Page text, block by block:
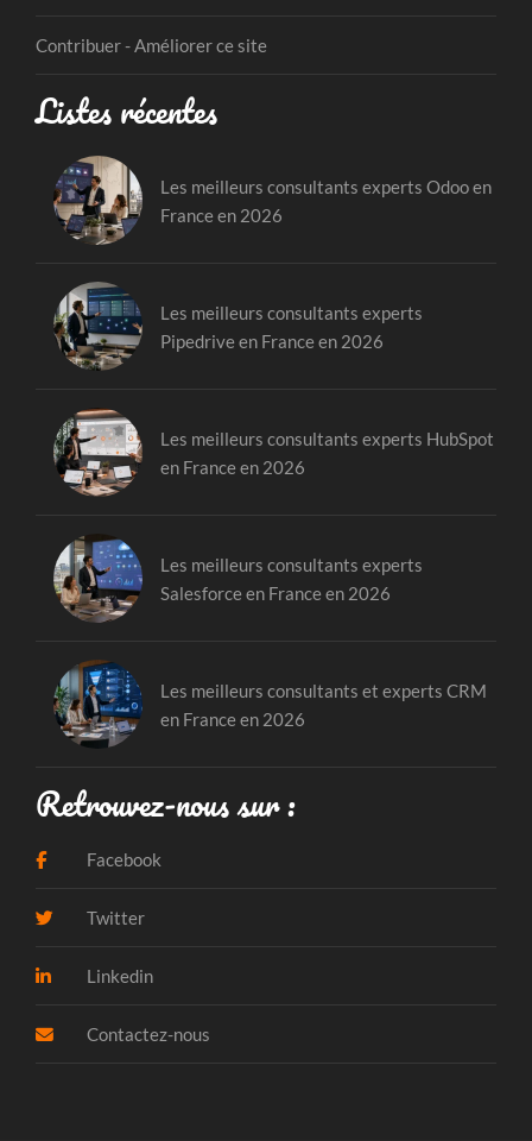
Contribuer - Améliorer ce site
Listes récentes
Les meilleurs consultants experts Odoo en
France en 2026
Les meilleurs consultants experts
Pipedrive en France en 2026
Les meilleurs consultants experts HubSpot
en France en 2026
Les meilleurs consultants experts
Salesforce en France en 2026
Les meilleurs consultants et experts CRM
en France en 2026
Retrouvez-nous sur :
Facebook
Twitter
Linkedin
Contactez-nous